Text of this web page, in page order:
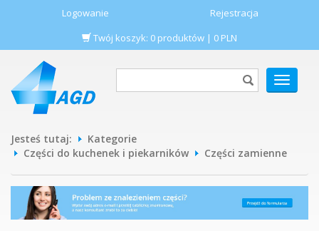
Logowanie
Rejestracja
Twój koszyk: 0 produktów | 0 PLN
POKAŻ
MENU
Jesteś tutaj:
Kategorie
Części do kuchenek i piekarników
Części zamienne